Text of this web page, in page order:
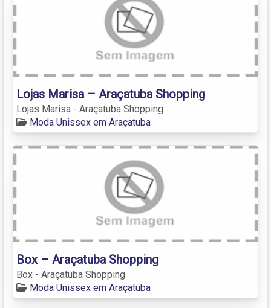
Lojas Marisa – Araçatuba Shopping
Lojas Marisa - Araçatuba Shopping
Moda Unissex em Araçatuba
Box – Araçatuba Shopping
Box - Araçatuba Shopping
Moda Unissex em Araçatuba